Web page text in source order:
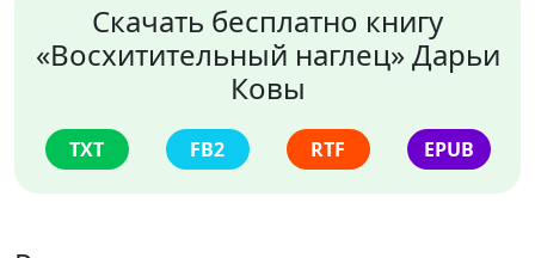
Скачать бесплатно книгу
«Восхитительный наглец» Дарьи
Ковы
TXT FB2 RTF EPUB